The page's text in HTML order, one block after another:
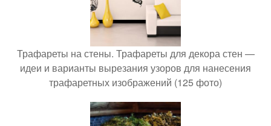
Трафареты на стены. Трафареты для декора стен —
идеи и варианты вырезания узоров для нанесения
трафаретных изображений (125 фото)